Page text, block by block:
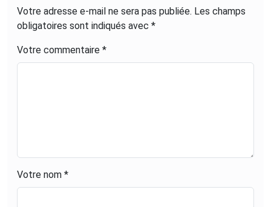
rédigés répondent à un unique
objectif : promouvoir les marques qui
contribuent à l'économie française et
Votre adresse e-mail ne sera pas publiée. Les champs
obligatoires sont indiqués avec *
Votre commentaire *
Votre nom *